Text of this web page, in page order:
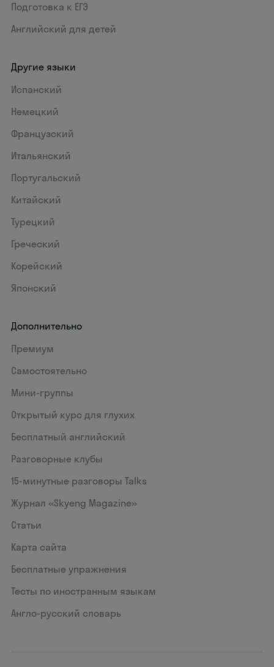
Подготовка к ЕГЭ
Английский для детей
Другие языки
Испанский
Немецкий
Французский
Итальянский
Португальский
Китайский
Турецкий
Греческий
Корейский
Японский
Дополнительно
Премиум
Самостоятельно
Мини-группы
Открытый курс для глухих
Бесплатный английский
Разговорные клубы
15‑минутные разговоры Talks
Журнал «Skyeng Magazine»
Статьи
Карта сайта
Бесплатные упражнения
Тесты по иностранным языкам
Англо-русский словарь